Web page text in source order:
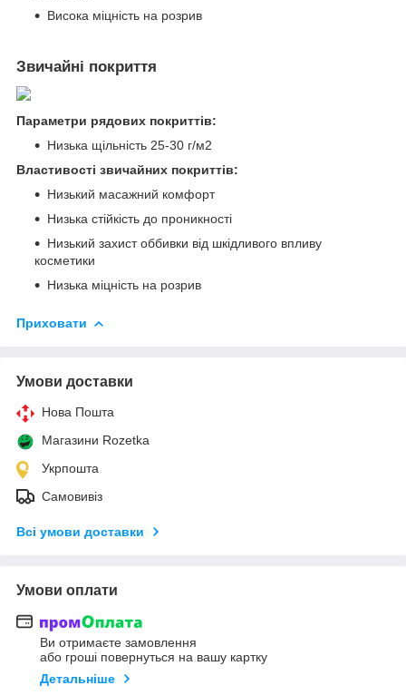
Висока міцність на розрив
Звичайні покриття
Параметри рядових покриттів:
Низька щільність 25-30 г/м2
Властивості звичайних покриттів:
Низький масажний комфорт
Низька стійкість до проникності
Низький захист оббивки від шкідливого впливу
косметики
Низька міцність на розрив
Приховати
Умови доставки
Нова Пошта
Магазини Rozetka
Укрпошта
Самовивіз
Всі умови доставки
Умови оплати
Ви отримаєте замовлення
або гроші повернуться на вашу картку
Детальніше